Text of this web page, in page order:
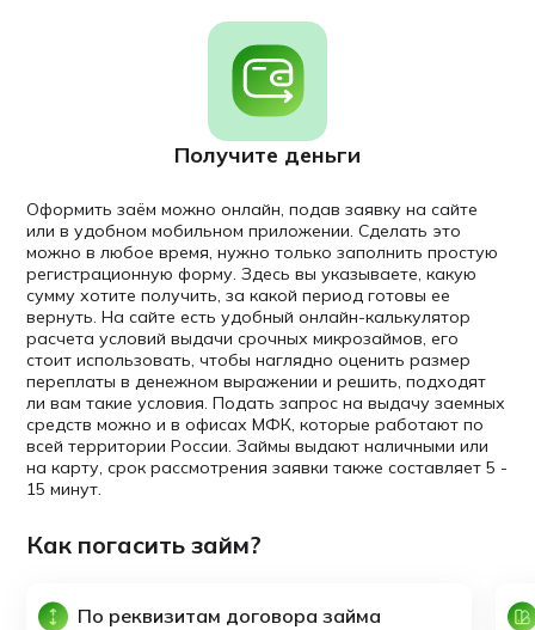
Получите деньги
Оформить заём можно онлайн, подав заявку на сайте
или в удобном мобильном приложении. Сделать это
можно в любое время, нужно только заполнить простую
регистрационную форму. Здесь вы указываете, какую
сумму хотите получить, за какой период готовы ее
вернуть. На сайте есть удобный онлайн-калькулятор
расчета условий выдачи срочных микрозаймов, его
стоит использовать, чтобы наглядно оценить размер
переплаты в денежном выражении и решить, подходят
ли вам такие условия. Подать запрос на выдачу заемных
средств можно и в офисах МФК, которые работают по
всей территории России. Займы выдают наличными или
на карту, срок рассмотрения заявки также составляет 5 -
15 минут.
Как погасить займ?
По реквизитам договора займа